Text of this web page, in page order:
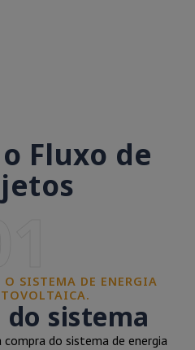
Fluxo de
SISTEMA DE ENERGIA
sistema
do sistema de energia